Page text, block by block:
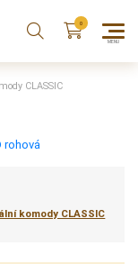
CLASSIC
komody CLASSIC